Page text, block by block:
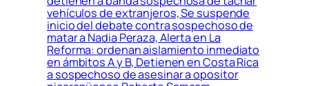
vehículos de extranjeros, Se suspende
inicio del debate contra sospechoso de
matar a Nadia Peraza, Alerta en La
Reforma: ordenan aislamiento inmediato
en ámbitos A y B, Detienen en Costa Rica
a sospechoso de asesinar a opositor